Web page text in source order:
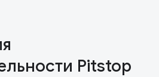
Pitstop